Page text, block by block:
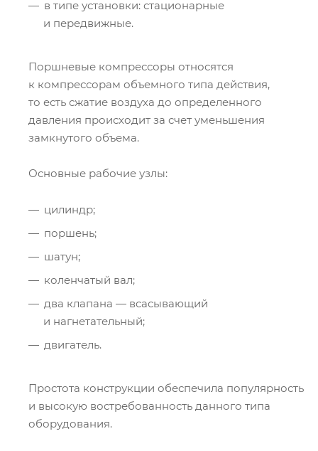
в типе установки: стационарные
и передвижные.
Поршневые компрессоры относятся
к компрессорам объемного типа действия,
то есть сжатие воздуха до определенного
давления происходит за счет уменьшения
замкнутого объема.
Основные рабочие узлы:
цилиндр;
поршень;
шатун;
коленчатый вал;
два клапана — всасывающий
и нагнетательный;
двигатель.
Простота конструкции обеспечила популярность
и высокую востребованность данного типа
оборудования.